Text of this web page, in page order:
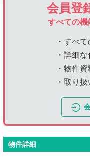
会員登
すべての
・すべ
・詳細
・物件
・取り
物件詳細